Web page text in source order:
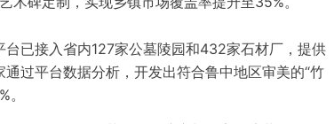
已接入省内127家公墓陵园和432家石材厂，提供
过平台数据分析，开发出符合鲁中地区审美的“竹